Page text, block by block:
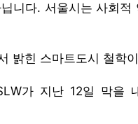
니다. 서울시는 사회
밝힌 스마트도시 철학
가 지난 12일 막을